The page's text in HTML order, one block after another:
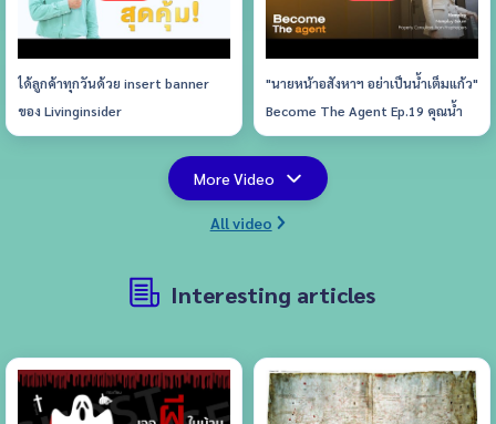
ได้ลูกค้าทุกวันด้วย insert banner
ของ Livinginsider
"นายหน้าอสังหาฯ อย่าเป็นน้ำเต็มแก้ว"
Become The Agent Ep.19 คุณน้ำ
พลอย สุขศิริ
More Video
All video
Interesting articles